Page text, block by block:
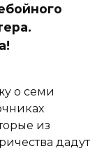
о семи
из
дадут